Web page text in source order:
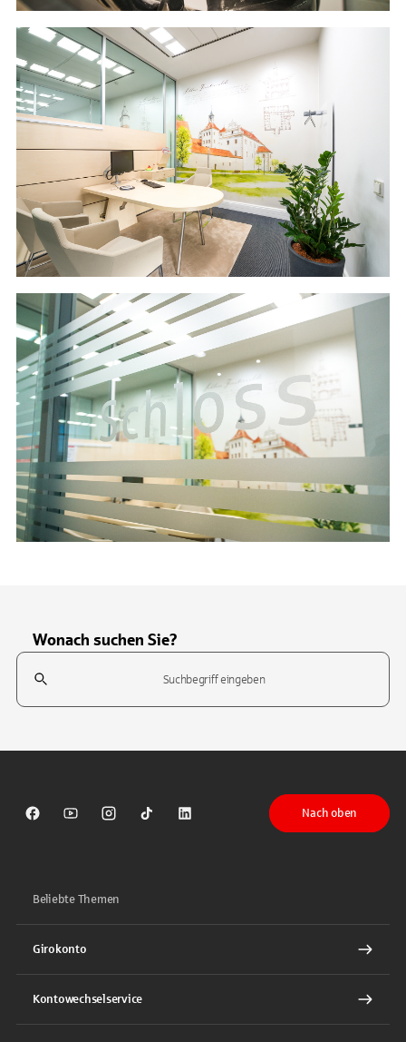
Wonach suchen Sie?
Suchfeld
Sparkasse auf Facebook
Sparkasse auf Youtube
Sparkasse auf Instagram
Sparkasse auf TikTok
Sparkasse auf LinkedIn
Nach oben
Beliebte Themen
Girokonto
Kontowechselservice